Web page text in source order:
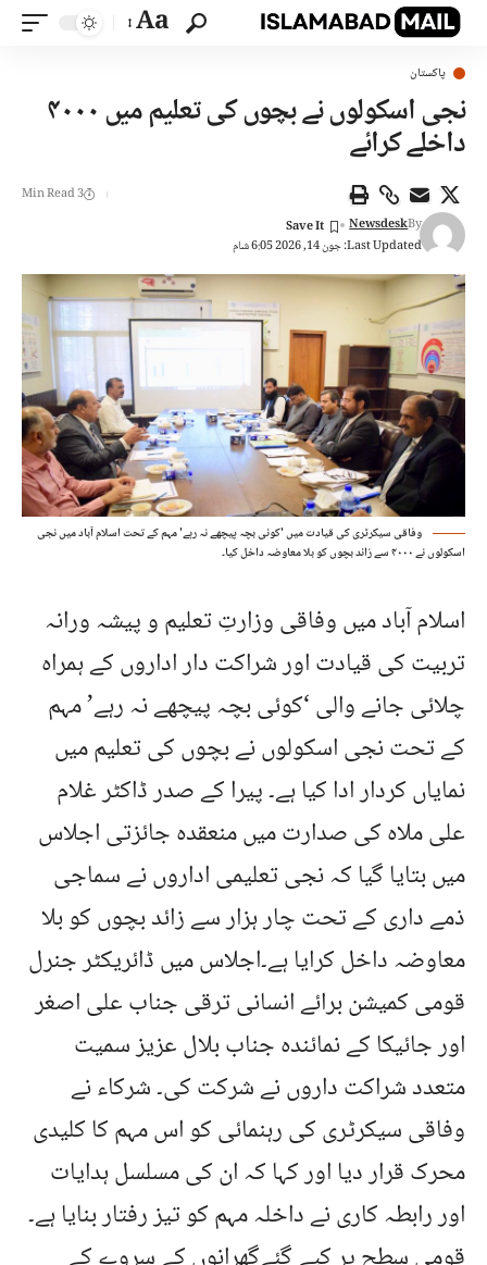
Aa
پاکستان
نجی اسکولوں نے بچوں کی تعلیم میں ۴۰۰۰
داخلے کرائے
Last Updated: جون 14, 2026 6:05 شام
By
Newsdesk
3 Min Read
وفاقی سیکرٹری کی قیادت میں 'کوئی بچہ پیچھے نہ رہے' مہم کے تحت اسلام آباد میں نجی
اسکولوں نے ۴۰۰۰ سے زائد بچوں کو بلا معاوضہ داخل کیا۔
اسلام آباد میں وفاقی وزارتِ تعلیم و پیشہ ورانہ
تربیت کی قیادت اور شراکت دار اداروں کے ہمراہ
چلائی جانے والی ‘کوئی بچہ پیچھے نہ رہے’ مہم
کے تحت نجی اسکولوں نے بچوں کی تعلیم میں
نمایاں کردار ادا کیا ہے۔ پیرا کے صدر ڈاکٹر غلام
علی ملاہ کی صدارت میں منعقدہ جائزتی اجلاس
میں بتایا گیا کہ نجی تعلیمی اداروں نے سماجی
ذمے داری کے تحت چار ہزار سے زائد بچوں کو بلا
معاوضہ داخل کرایا ہے۔اجلاس میں ڈائریکٹر جنرل
قومی کمیشن برائے انسانی ترقی جناب علی اصغر
اور جائیکا کے نمائندہ جناب بلال عزیز سمیت
متعدد شراکت داروں نے شرکت کی۔ شرکاء نے
وفاقی سیکرٹری کی رہنمائی کو اس مہم کا کلیدی
محرک قرار دیا اور کہا کہ ان کی مسلسل ہدایات
اور رابطہ کاری نے داخلہ مہم کو تیز رفتار بنایا ہے۔